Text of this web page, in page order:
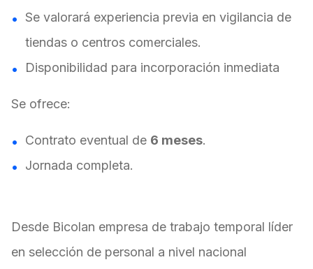
Se valorará experiencia previa en vigilancia de
tiendas o centros comerciales.
Disponibilidad para incorporación inmediata
Se ofrece:
Contrato eventual de 6 meses.
Jornada completa.
Desde Bicolan empresa de trabajo temporal líder
en selección de personal a nivel nacional